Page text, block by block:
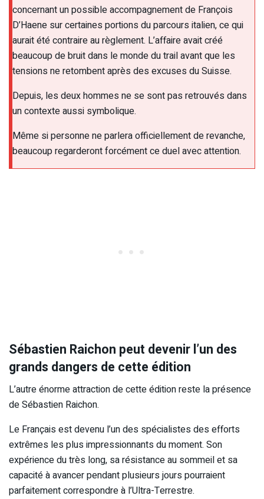
concernant un possible accompagnement de François
D’Haene sur certaines portions du parcours italien, ce qui
aurait été contraire au règlement. L’affaire avait créé
beaucoup de bruit dans le monde du trail avant que les
tensions ne retombent après des excuses du Suisse.
Depuis, les deux hommes ne se sont pas retrouvés dans
un contexte aussi symbolique.
Même si personne ne parlera officiellement de revanche,
beaucoup regarderont forcément ce duel avec attention.
Sébastien Raichon peut devenir l’un des
grands dangers de cette édition
L’autre énorme attraction de cette édition reste la présence
de Sébastien Raichon.
Le Français est devenu l’un des spécialistes des efforts
extrêmes les plus impressionnants du moment. Son
expérience du très long, sa résistance au sommeil et sa
capacité à avancer pendant plusieurs jours pourraient
parfaitement correspondre à l’Ultra-Terrestre.